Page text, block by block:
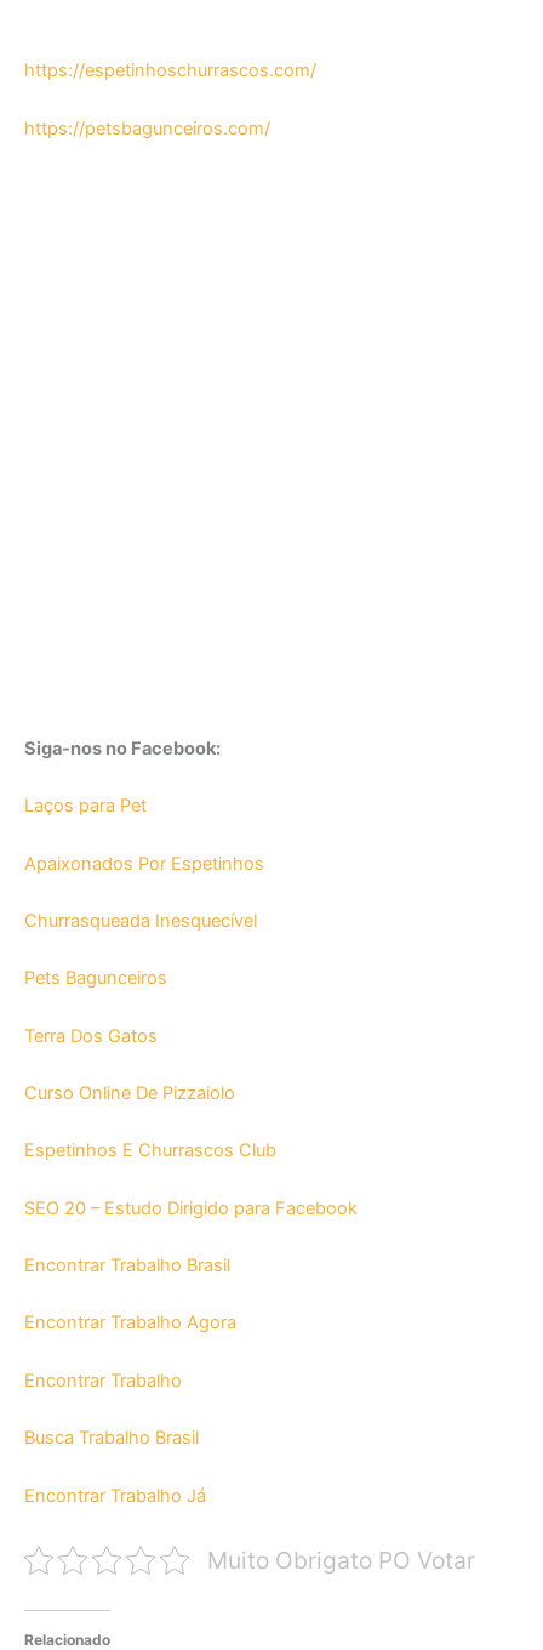
https://espetinhoschurrascos.com/
https://petsbagunceiros.com/
Siga-nos no Facebook:
Laços para Pet
Apaixonados Por Espetinhos
Churrasqueada Inesquecível
Pets Bagunceiros
Terra Dos Gatos
Curso Online De Pizzaiolo
Espetinhos E Churrascos Club
SEO 20 – Estudo Dirigido para Facebook
Encontrar Trabalho Brasil
Encontrar Trabalho Agora
Encontrar Trabalho
Busca Trabalho Brasil
Encontrar Trabalho Já
Muito Obrigato PO Votar
Relacionado